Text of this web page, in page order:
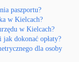
paszportu?
w Kielcach?
w Kielcach?
dokonać opłaty?
dla osoby